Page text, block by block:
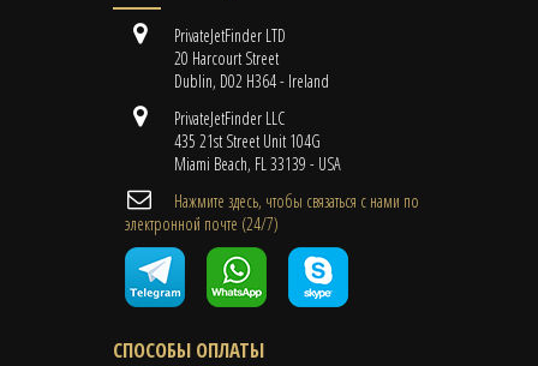
PrivateJetFinder LTD
20 Harcourt Street
Dublin, D02 H364 - Ireland
PrivateJetFinder LLC
435 21st Street Unit 104G
Miami Beach, FL 33139 - USA
Нажмите здесь, чтобы связаться с нами по
электронной почте (24/7)
СПОСОБЫ ОПЛАТЫ